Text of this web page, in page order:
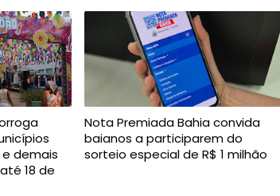
demais
18 de
Nota Premiada Bahia convida
baianos a participarem do
sorteio especial de R$ 1 milhão